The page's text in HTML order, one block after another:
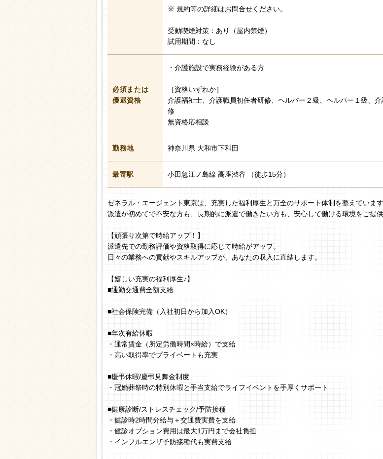
※ 規約等の詳細はお問合せください。
受動喫煙対策：あり（屋内禁煙）
試用期間：なし
必須または
優遇資格
・介護施設で実務経験がある方
［資格いずれか］
介護福祉士、介護職員初任者研修、ヘルパー２級、ヘルパー１級、
修
無資格応相談
勤務地 神奈川県 大和市下和田
最寄駅 小田急江ノ島線 高座渋谷 （徒歩15分）
ゼネラル・エージェント東京は、充実した福利厚生と万全のサポート体制を整えています
派遣が初めてで不安な方も、長期的に派遣で働きたい方も、安心して働ける環境をご提供
【頑張り次第で時給アップ！】
派遣先での勤務評価や資格取得に応じて時給がアップ。
日々の業務への貢献やスキルアップが、あなたの収入に直結します。
【嬉しい充実の福利厚生♪】
■通勤交通費全額支給
■社会保険完備（入社初日から加入OK）
■年次有給休暇
・通常賃金（所定労働時間×時給）で支給
・高い取得率でプライベートも充実
■慶弔休暇/慶弔見舞金制度
・冠婚葬祭時の特別休暇と手当支給でライフイベントを手厚くサポート
■健康診断/ストレスチェック/予防接種
・健診時2時間分給与＋交通費実費を支給
・健診オプション費用は最大1万円まで会社負担
・インフルエンザ予防接種代も実費支給